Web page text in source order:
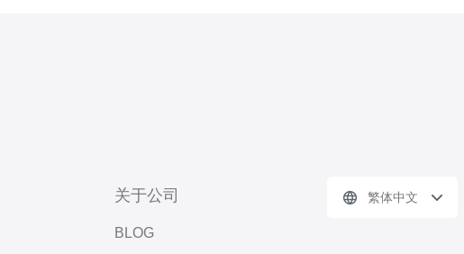
关于公司
BLOG
繁体中文